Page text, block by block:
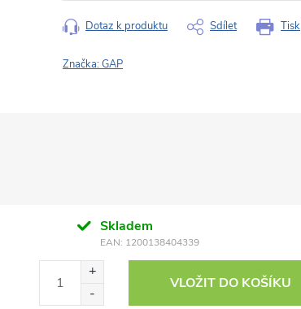
Tisk
Dotaz k produktu Sdílet
Značka:GAP
Skladem
EAN: 1200138404339
VLOŽIT DO KOŠÍKU